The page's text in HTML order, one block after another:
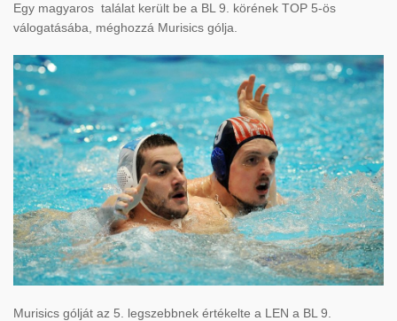
Egy magyaros találat került be a BL 9. körének TOP 5-ös
válogatásába, méghozzá Murisics gólja.
Murisics gólját az 5. legszebbnek értékelte a LEN a BL 9.